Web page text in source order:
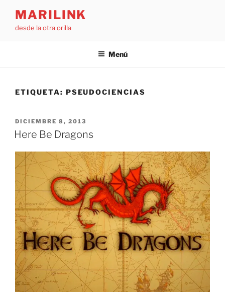
contenido
MARILINK
desde la otra orilla
Menú
ETIQUETA: PSEUDOCIENCIAS
PUBLICADO
EL
DICIEMBRE 8, 2013
Here Be Dragons